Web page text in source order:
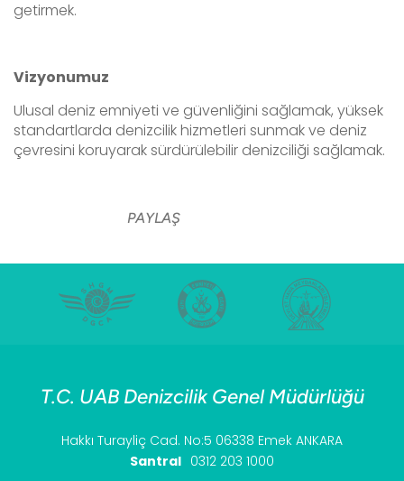
getirmek.
Vizyonumuz
Ulusal deniz emniyeti ve güvenliğini sağlamak, yüksek
standartlarda denizcilik hizmetleri sunmak ve deniz
çevresini koruyarak sürdürülebilir denizciliği sağlamak.
PAYLAŞ
T.C. UAB Denizcilik Genel Müdürlüğü
Hakkı Turayliç Cad. No:5 06338 Emek ANKARA
Santral 0312 203 1000